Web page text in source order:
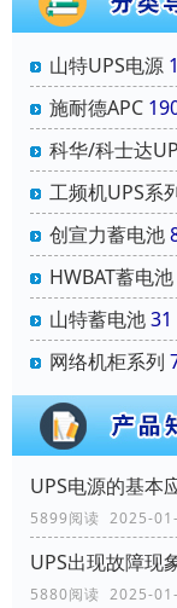
山特UPS电源
施耐德APC
科华/科士达
工频机UPS系
创宣力蓄电池
HWBAT蓄电池
山特蓄电池31
网络机柜系列
UPS电源的基本
5899阅读 2025-
UPS出现故障现
5880阅读 2025-